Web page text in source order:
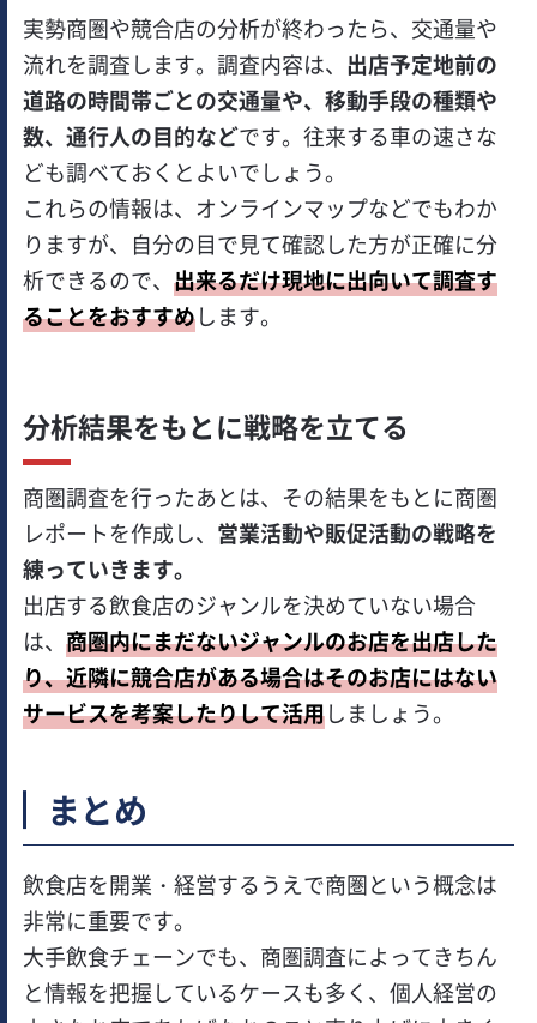
実勢商圏や競合店の分析が終わったら、交通量や
流れを調査します。調査内容は、 出店予定地前の
道路の時間帯ごとの交通量や、移動手段の種類や
数、通行人の目的などです。往来する車の速さな
ども調べておくとよいでしょう。
これらの情報は、オンラインマップなどでもわか
りますが、自分の目で見て確認した方が正確に分
析できるので、出来るだけ現地に出向いて調査す
ることをおすすめします。
分析結果をもとに戦略を立てる
商圏調査を行ったあとは、その結果をもとに商圏
レポートを作成し、 営業活動や販促活動の戦略を
練っていきます。
出店する飲食店のジャンルを決めていない場合
は、商圏内にまだないジャンルのお店を出店した
り、近隣に競合店がある場合はそのお店にはない
サービスを考案したりして活用しましょう。
まとめ
飲食店を開業・経営するうえで商圏という概念は
非常に重要です。
大手飲食チェーンでも、商圏調査によってきちん
と情報を把握しているケースも多く、個人経営の